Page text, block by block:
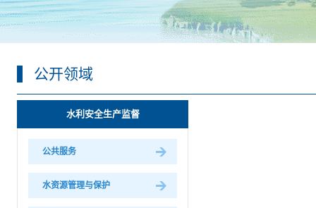
公开领域
水利安全生产监督
公共服务
水资源管理与保护